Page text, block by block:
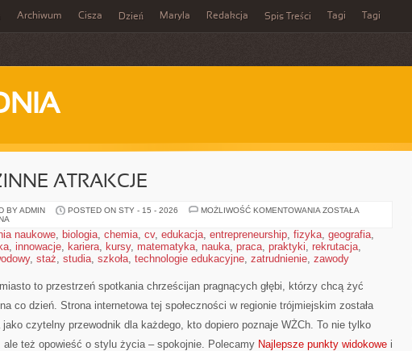
Archiwum Cisza Dzień Maryla Redakcja Spis Treści Tagi Tagi
ATRAKCJE
BY ADMIN POSTED ON STY - 15 - 2026 MOŻLIWOŚĆ KOMENTOWANIA RODZINNE
ZOSTAŁA
naukowe, biologia, chemia, cv, edukacja, entrepreneurship, fizyka, geografia,
, innowacje, kariera, kursy, matematyka, nauka, praca, praktyki, rekrutacja,
, staż, studia, szkoła, technologie edukacyjne, zatrudnienie, zawody
to przestrzeń spotkania chrześcijan pragnących głębi, którzy chcą żyć
co dzień. Strona internetowa tej społeczności w regionie trójmiejskim została
jako czytelny przewodnik dla każdego, kto dopiero poznaje WŻCh. To nie tylko
ale też opowieść o stylu życia – spokojnie. Polecamy Najlepsze punkty widokowe i